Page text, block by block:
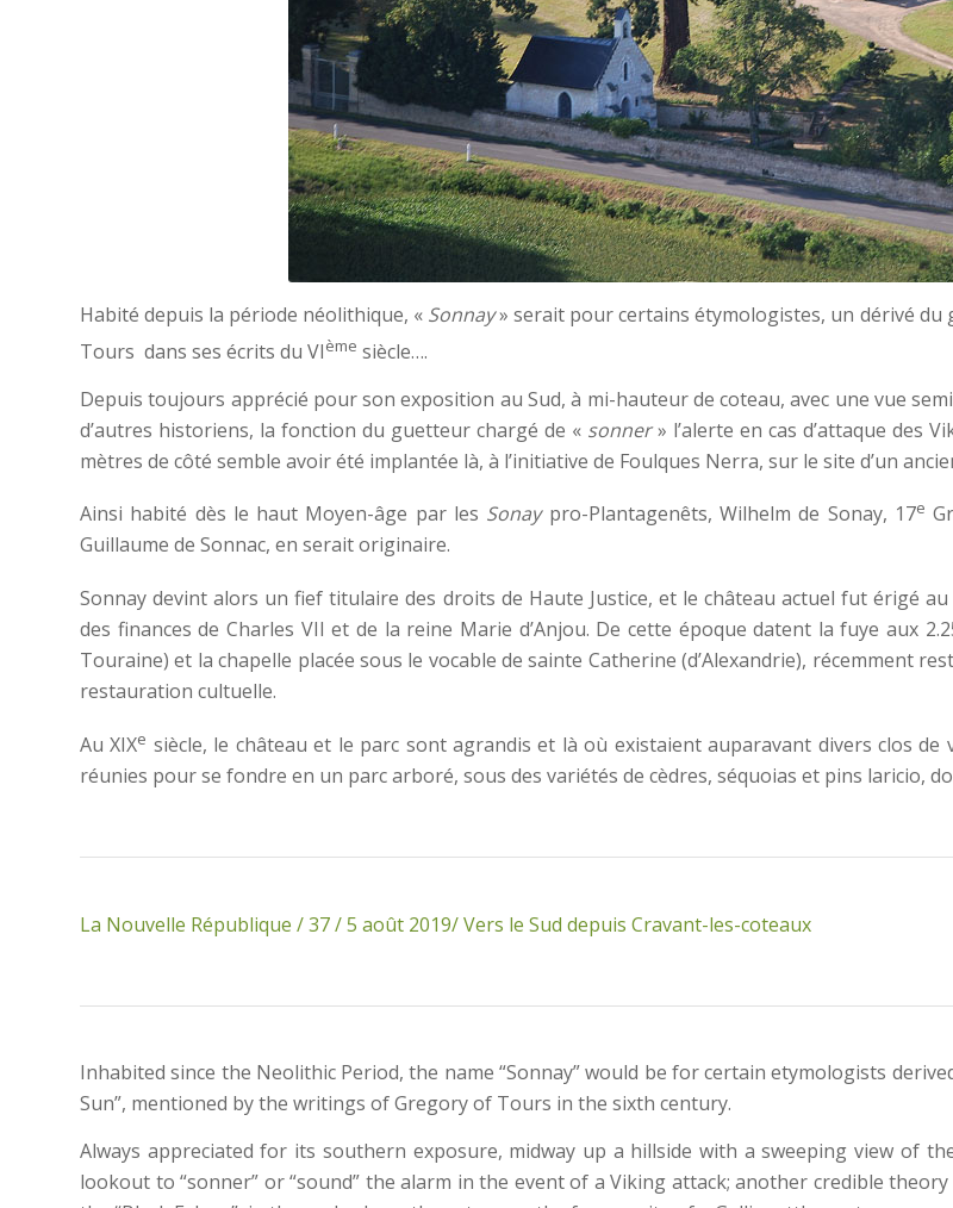
Habité depuis la période néolithique, « Sonnay» serait pour certains étymologistes, un dérivé du
Tours dans ses écrits du VIème siècle….
Depuis toujours apprécié pour son exposition au Sud, à mi-hauteur de coteau, avec une vue
d’autres historiens, la fonction du guetteur chargé de « sonner» l’alerte en cas d’attaque des
mètres de côté semble avoir été implantée là, à l’initiative de Foulques Nerra, sur le site d’un
Ainsi habité dès le haut Moyen-âge par les Sonaypro-Plantagenêts, Wilhelm de Sonay, 17e
Guillaume de Sonnac, en serait originaire.
Sonnay devint alors un fief titulaire des droits de Haute Justice, et le château actuel fut érigé
des finances de Charles VII et de la reine Marie d’Anjou. De cette époque datent la fuye aux
Touraine) et la chapelle placée sous le vocable de sainte Catherine (d’Alexandrie), récemment
restauration cultuelle.
Au XIXe siècle, le château et le parc sont agrandis et là où existaient auparavant divers clos
réunies pour se fondre en un parc arboré, sous des variétés de cèdres, séquoias et pins laricio,
La Nouvelle République / 37 / 5 août 2019/ Vers le Sud depuis Cravant-les-coteaux
Inhabited since the Neolithic Period, the name “Sonnay” would be for certain etymologists
Sun”, mentioned by the writings of Gregory of Tours in the sixth century.
Always appreciated for its southern exposure, midway up a hillside with a sweeping view of
lookout to “sonner” or “sound” the alarm in the event of a Viking attack; another credible